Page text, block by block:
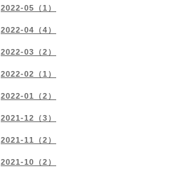
2022-05（1）
2022-04（4）
2022-03（2）
2022-02（1）
2022-01（2）
2021-12（3）
2021-11（2）
2021-10（2）